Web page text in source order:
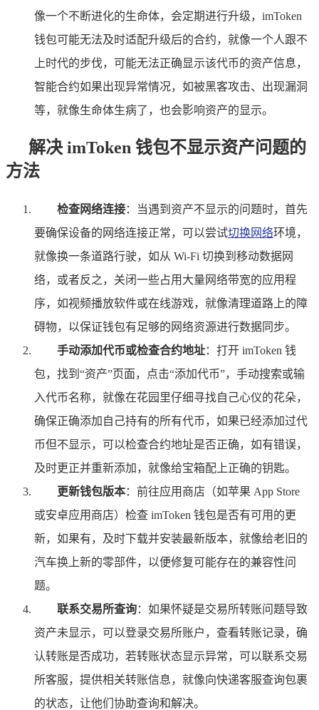
像一个不断进化的生命体，会定期进行升级，imToken
钱包可能无法及时适配升级后的合约，就像一个人跟不
上时代的步伐，可能无法正确显示该代币的资产信息，
智能合约如果出现异常情况，如被黑客攻击、出现漏洞
等，就像生命体生病了，也会影响资产的显示。
解决 imToken 钱包不显示资产问题的
方法
检查网络连接：当遇到资产不显示的问题时，首先
要确保设备的网络连接正常，可以尝试切换网络环境，
就像换一条道路行驶，如从 Wi-Fi 切换到移动数据网
络，或者反之，关闭一些占用大量网络带宽的应用程
序，如视频播放软件或在线游戏，就像清理道路上的障
碍物，以保证钱包有足够的网络资源进行数据同步。
手动添加代币或检查合约地址：打开 imToken 钱
包，找到“资产”页面，点击“添加代币”，手动搜索或输
入代币名称，就像在花园里仔细寻找自己心仪的花朵，
确保正确添加自己持有的所有代币，如果已经添加过代
币但不显示，可以检查合约地址是否正确，如有错误，
及时更正并重新添加，就像给宝箱配上正确的钥匙。
更新钱包版本：前往应用商店（如苹果 App Store
或安卓应用商店）检查 imToken 钱包是否有可用的更
新，如果有，及时下载并安装最新版本，就像给老旧的
汽车换上新的零部件，以便修复可能存在的兼容性问
题。
联系交易所查询：如果怀疑是交易所转账问题导致
资产未显示，可以登录交易所账户，查看转账记录，确
认转账是否成功，若转账状态显示异常，可以联系交易
所客服，提供相关转账信息，就像向快递客服查询包裹
的状态，让他们协助查询和解决。